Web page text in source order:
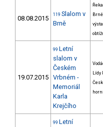
08.08.2015 119 Slalom v
Brně
19.07.2015
99 Letní
slalom v
Českém
Vrbném -
Memoriál
Karla
Krejčího
Lídy
99 Letní